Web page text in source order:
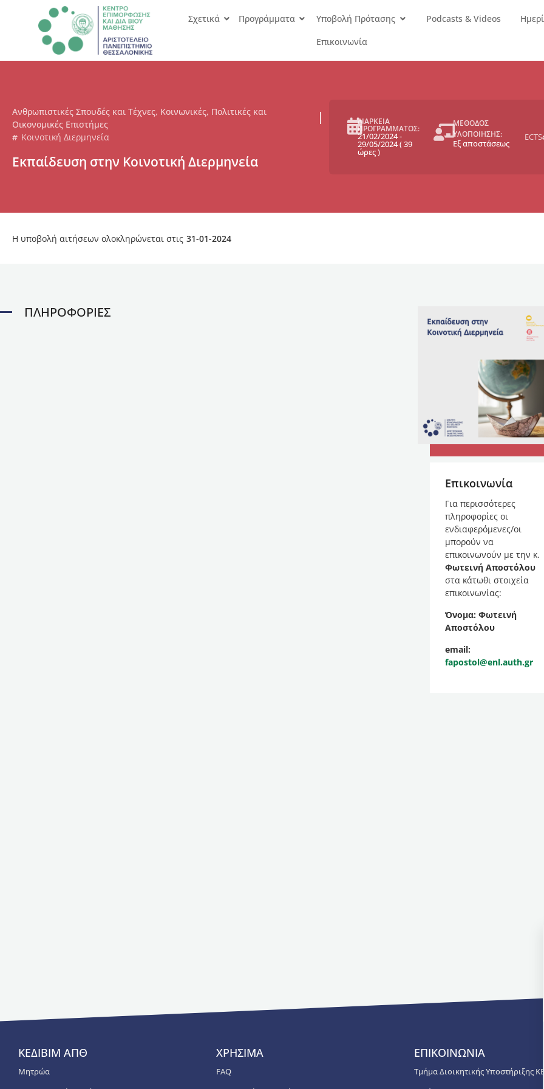
Σχετικά Προγράμματα Υποβολή Πρότασης Podcasts & Videos
Επικοινωνία
Ανθρωπιστικές Σπουδές και Τέχνες, Κοινωνικές, Πολιτικές και
Οικονομικές Επιστήμες
Κοινοτική Διερμηνεία
Εκπαίδευση στην Κοινοτική Διερμηνεία
ΔΙΑΡΚΕΙΑ
ΠΡΟΓΡΑΜΜΑΤΟΣ:
21/02/2024-
29/05/2024(39
ώρες)
ΜΕΘΟΔΟΣ
ΥΛΟΠΟΙΗΣΗΣ:
Εξ αποστάσεως
ECTS:
Η υποβολή αιτήσεων ολοκληρώνεται στις 31-01-2024
ΠΛΗΡΟΦΟΡΙΕΣ
Επικοινωνία
Για περισσότερες
πληροφορίες οι
ενδιαφερόμενες/οι
μπορούν να
επικοινωνούν με την κ.
Φωτεινή Αποστόλου
στα κάτωθι στοιχεία
επικοινωνίας:
Όνομα: Φωτεινή
Αποστόλου
email:
fapostol@enl.auth.gr
ΚΕΔΙΒΙΜ ΑΠΘ
Μητρώα
ΧΡΗΣΙΜΑ
FAQ
ΕΠΙΚΟΙΝΩΝΙΑ
Τμήμα Διοικητικής Υποστήριξης